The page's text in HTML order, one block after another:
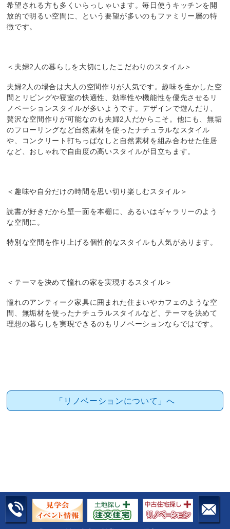
希望される方も多くいらっしゃいます。毎日使うキッチンを開
放的で明るい空間に、という要望が多いのもファミリー層の特
徴です。
＜夫婦2人の暮らしを大切にしたこだわりのスタイル＞
夫婦2人の場合は大人の空間作りが人気です。趣味を生かした空
間とリビングや寝室の快適性、効率性や機能性を優先させるリ
ノベーションスタイルが多いようです。デザインで遊んだり、
贅沢な空間作りが可能なのも夫婦2人だからこそ。他にも、無垢
のフローリングなど自然素材を使ったナチュラルなスタイル
や、コンクリート打ちっぱなしと自然素材を組み合わせた住居
など、おしゃれで自由度の高いスタイルが目立ちます。
＜趣味や自分だけの時間を思い切り楽しむスタイル＞
読書が好きだから壁一面を本棚に、あるいはギャラリーのよう
な空間に。
特別な空間を作り上げる個性的なスタイルも人気があります。
＜テーマを決めて憧れの家を実現するスタイル＞
憧れのアンティーク家具に囲まれた住まいやカフェのような空
間、無垢材を使ったナチュラルスタイルなど、テーマを決めて
理想の暮らしを実現できるのもリノベーションならではです。
「リノベーションについて」へ